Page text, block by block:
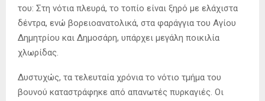
του: Στη νότια πλευρά, το τοπίο είναι ξηρό με ελάχιστα
δέντρα, ενώ βορειοανατολικά, στα φαράγγια του Αγίου
Δημητρίου και Δημοσάρη, υπάρχει μεγάλη ποικιλία
χλωρίδας.
Δυστυχώς, τα τελευταία χρόνια το νότιο τμήμα του
βουνού καταστράφηκε από απανωτές πυρκαγιές. Οι